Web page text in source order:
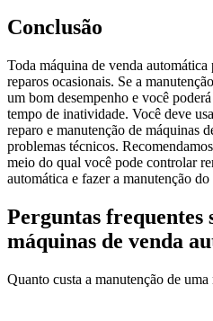
Conclusão
Toda máquina de venda
reparos ocasionais. Se a
um bom desempenho e você
tempo de inatividade. Você deve
reparo e manutenção de máquinas
problemas técnicos.
meio do qual você pode controlar
automática e fazer a manutenção
Perguntas frequentes
máquinas de venda
Quanto custa a manutenção de